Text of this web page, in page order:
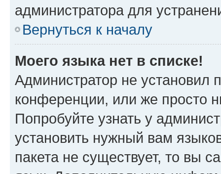
администратора для
Вернуться к началу
Моего языка нет в списке!
Администратор не установил
конференции, или же просто
Попробуйте узнать у
установить нужный вам
пакета не существует, то вы